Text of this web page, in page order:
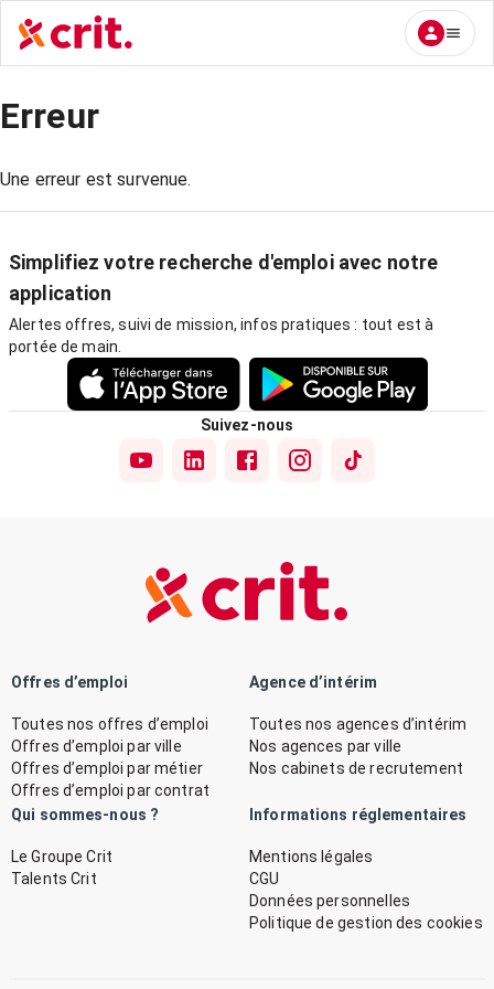
Erreur
Une erreur est survenue.
Simplifiez votre recherche d'emploi avec notre
application
Alertes offres, suivi de mission, infos pratiques : tout est à
portée de main.
Suivez-nous
Offres d’emploi
Toutes nos offres d’emploi
Offres d’emploi par ville
Offres d’emploi par métier
Offres d’emploi par contrat
Agence d’intérim
Toutes nos agences d’intérim
Nos agences par ville
Nos cabinets de recrutement
Qui sommes-nous ?
Le Groupe Crit
Talents Crit
Informations réglementaires
Mentions légales
CGU
Données personnelles
Politique de gestion des cookies